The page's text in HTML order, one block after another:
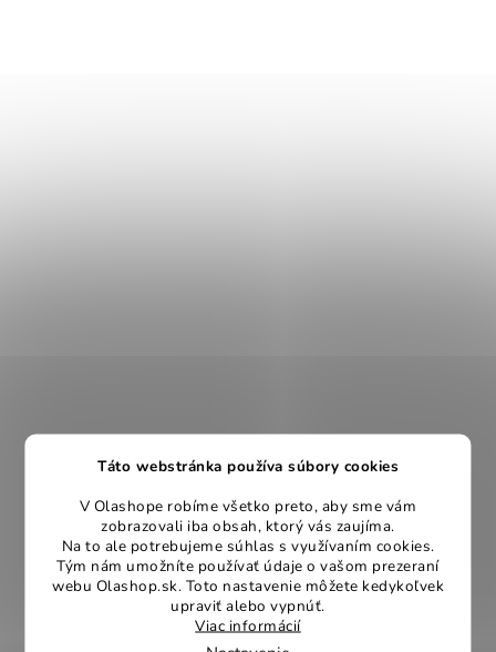
Táto webstránka používa súbory cookies
V Olashope robíme všetko preto, aby sme vám
zobrazovali iba obsah, ktorý vás zaujíma.
Na to ale potrebujeme súhlas s využívaním cookies.
Tým nám umožníte používať údaje o vašom prezeraní
webu Olashop.sk. Toto nastavenie môžete kedykoľvek
upraviť alebo vypnúť.
Viac informácií